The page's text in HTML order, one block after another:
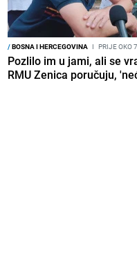
/BOSNA I HERCEGOVINA I PRIJE OKO
Pozlilo im u jami, ali se
RMU Zenica poručuju,